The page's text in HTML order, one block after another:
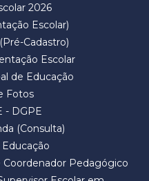
2026
Escolar)
Cadastro)
Escolar
de Educação
Fotos
- DGPE
(Consulta)
Pedagógico